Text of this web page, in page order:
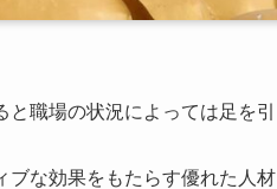
職場の状況によっては足を引
ブな効果をもたらす優れた人材